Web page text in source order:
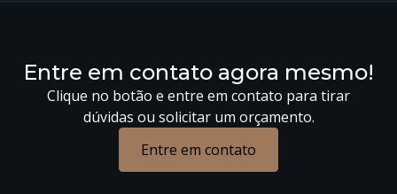
Entre em contato agora mesmo!
Clique no botão e entre em contato para tirar
dúvidas ou solicitar um orçamento.
Entre em contato